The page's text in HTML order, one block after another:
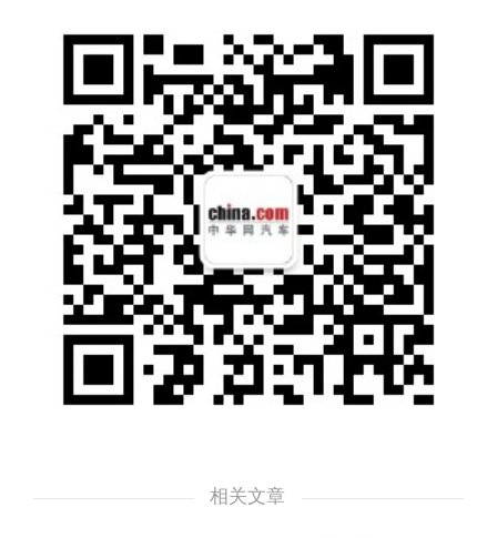
(途岳/探岳侧面)
相关文章